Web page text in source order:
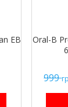
EB
999
Oral-B